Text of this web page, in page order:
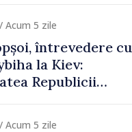
Ucrainei
/ Acum 5 zile
întrevedere cu
la Kiev:
Republicii
Ucrainei”
/ Acum 5 zile